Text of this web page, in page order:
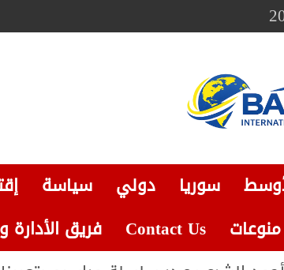
سوريا دولي سياسة
منوعات Contact Us فريق الأدارة